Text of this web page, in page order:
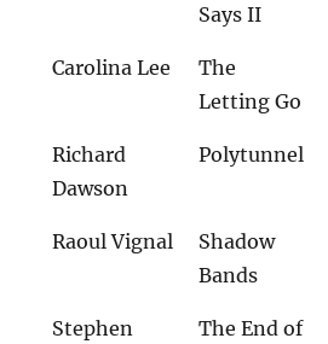
Says II
Carolina Lee
The
Letting Go
Richard
Dawson
Polytunnel
Raoul Vignal
Shadow
Bands
Stephen
The End of